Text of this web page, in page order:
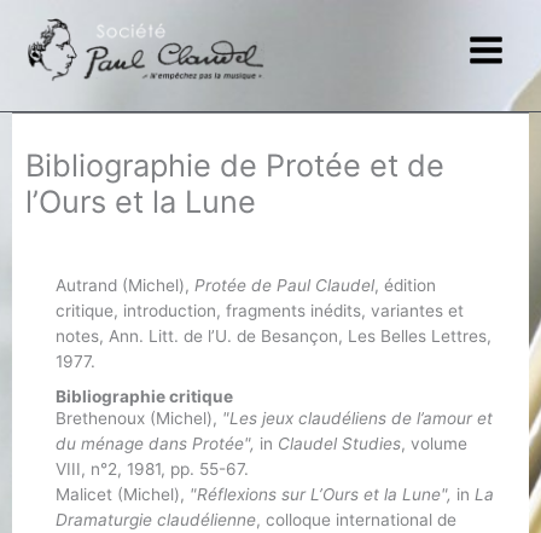
contenu
Bibliographie de Protée et de
l’Ours et la Lune
Autrand (Michel), Protée de Paul Claudel, édition
critique, introduction, fragments inédits, variantes et
notes, Ann. Litt. de l’U. de Besançon, Les Belles Lettres,
1977.
Bibliographie critique
Brethenoux (Michel), "Les jeux claudéliens de l’amour et
du ménage dans Protée", in Claudel Studies, volume
VIII, n°2, 1981, pp. 55-67.
Malicet (Michel), "Réflexions sur L’Ours et la Lune", in La
Dramaturgie claudélienne, colloque international de